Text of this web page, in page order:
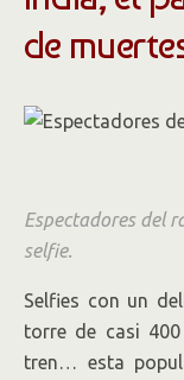
de
Espectadores del
selfie.
Selfies con un
torre de casi
tren… esta